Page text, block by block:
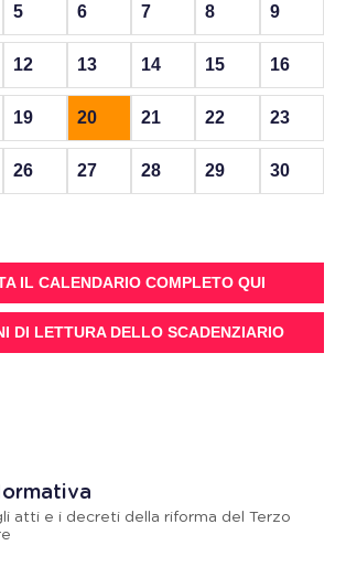
5 6 7 8 9
12 13 14 15 16
19 20 21 22 23
26 27 28 29 30
IL CALENDARIO COMPLETO QUI
DI LETTURA DELLO SCADENZIARIO
atti e i decreti della riforma del Terzo